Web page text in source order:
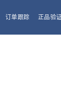
订单跟踪 正品验